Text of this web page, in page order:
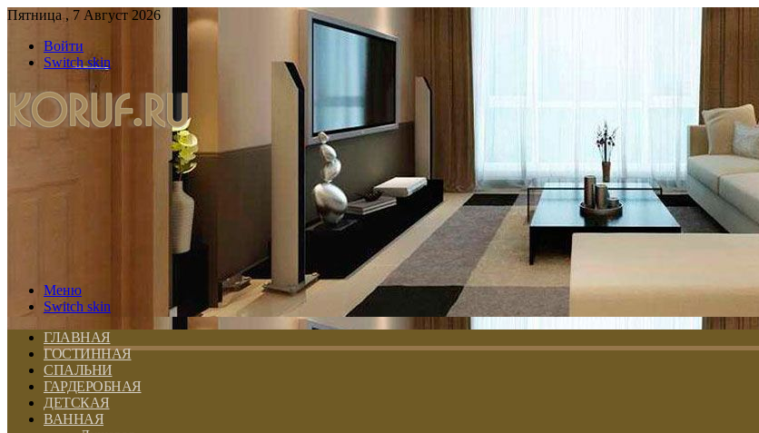
Пятница , 7 Август 2026
Войти
Switch skin
Меню
Switch skin
ГЛАВНАЯ
ГОСТИННАЯ
СПАЛЬНИ
ГАРДЕРОБНАЯ
ДЕТСКАЯ
ВАННАЯ